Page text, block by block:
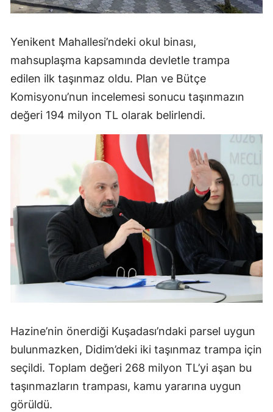
Yenikent Mahallesi’ndeki okul binası,
mahsuplaşma kapsamında devletle trampa
edilen ilk taşınmaz oldu. Plan ve Bütçe
Komisyonu’nun incelemesi sonucu taşınmazın
değeri 194 milyon TL olarak belirlendi.
Hazine’nin önerdiği Kuşadası’ndaki parsel uygun
bulunmazken, Didim’deki iki taşınmaz trampa için
seçildi. Toplam değeri 268 milyon TL’yi aşan bu
taşınmazların trampası, kamu yararına uygun
görüldü.